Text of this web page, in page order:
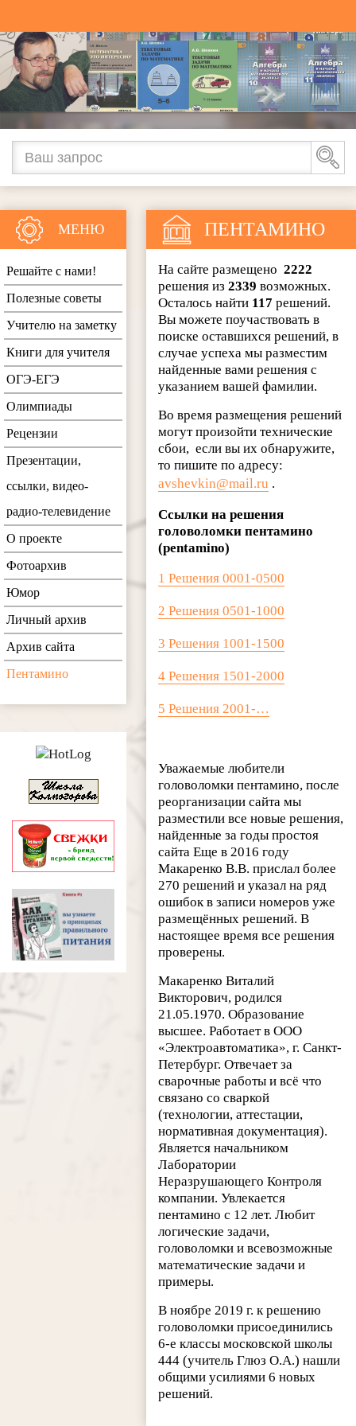
ПЕНТАМИНО
На сайте размещено2222
решения из2339возможных.
Осталось найти 117решений.
Вы можете поучаствовать в
поиске оставшихся решений, в
случае успеха мы разместим
найденные вами решения с
указанием вашей фамилии.
Во время размещения решений
могут произойти технические
сбои, если вы их обнаружите,
то пишите по адресу:
avshevkin@mail.ru .
Ссылки на решения
головоломки пентамино
(pentamino)
1 Решения 0001-0500
2 Решения 0501-1000
3 Решения 1001-1500
4 Решения 1501-2000
5 Решения 2001-…
Уважаемые любители
головоломки пентамино, после
реорганизации сайта мы
разместили все новые решения,
найденные за годы простоя
сайта Еще в 2016 году
Макаренко В.В. прислал более
270 решений и указал на ряд
ошибок в записи номеров уже
размещённых решений. В
настоящее время все решения
проверены.
Макаренко Виталий
Викторович, родился
21.05.1970. Образование
высшее. Работает в ООО
«Электроавтоматика», г. Санкт-
Петербург. Отвечает за
сварочные работы и всё что
связано со сваркой
(технологии, аттестации,
нормативная документация).
Является начальником
Лаборатории
Неразрушающего Контроля
компании. Увлекается
пентамино с 12 лет. Любит
логические задачи,
головоломки и всевозможные
математические задачи и
примеры.
В ноябре 2019 г. к решению
головоломки присоединились
6-е классы московской школы
444 (учитель Глюз О.А.) нашли
общими усилиями 6 новых
решений.
МЕНЮ
Решайте с нами!
Полезные советы
Учителю на заметку
Книги для учителя
ОГЭ-ЕГЭ
Олимпиады
Рецензии
Презентации,
ссылки, видео-
радио-телевидение
О проекте
Фотоархив
Юмор
Личный архив
Архив сайта
Пентамино